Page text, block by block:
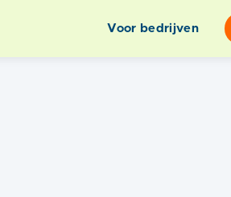
Voor bedrijven